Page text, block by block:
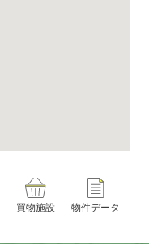
買物施設 物件データ